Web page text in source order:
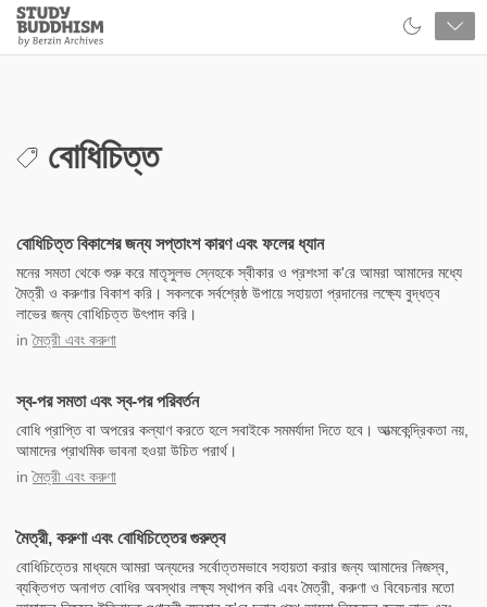
Close
Study
Buddhism
বোধিচিত্ত
বোধিচিত্ত বিকাশের জন্য সপ্তাংশ কারণ এবং ফলের ধ্যান
মনের সমতা থেকে শুরু করে মাতৃসুলভ স্নেহকে স্বীকার ও প্রশংসা ক'রে আমরা আমাদের মধ্যে
মৈত্রী ও করুণার বিকাশ করি। সকলকে সর্বশ্রেষ্ঠ উপায়ে সহায়তা প্রদানের লক্ষ্যে বুদ্ধত্ব
লাভের জন্য বোধিচিত্ত উৎপাদ করি।
inমৈত্রী এবং করুণা
স্ব-পর সমতা এবং স্ব-পর পরিবর্তন
বোধি প্রাপ্তি বা অপরের কল্যাণ করতে হলে সবাইকে সমমর্যাদা দিতে হবে। আত্মকেন্দ্রিকতা নয়,
আমাদের প্রাথমিক ভাবনা হওয়া উচিত পরার্থ।
inমৈত্রী এবং করুণা
মৈত্রী, করুণা এবং বোধিচিত্তের গুরুত্ব
বোধিচিত্তের মাধ্যমে আমরা অন্যদের সর্বোত্তমভাবে সহায়তা করার জন্য আমাদের নিজস্ব,
ব্যক্তিগত অনাগত বোধির অবস্থার লক্ষ্য স্থাপন করি এবং মৈত্রী, করুণা ও বিবেচনার মতো